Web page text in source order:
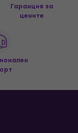
Гаранция за
цените